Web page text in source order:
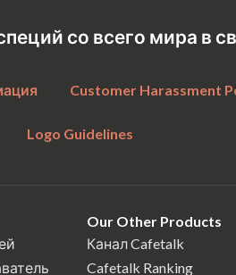
со всего мира в
Customer Harassment
Logo Guidelines
Our Other Products
Канал Cafetalk
Cafetalk Ranking